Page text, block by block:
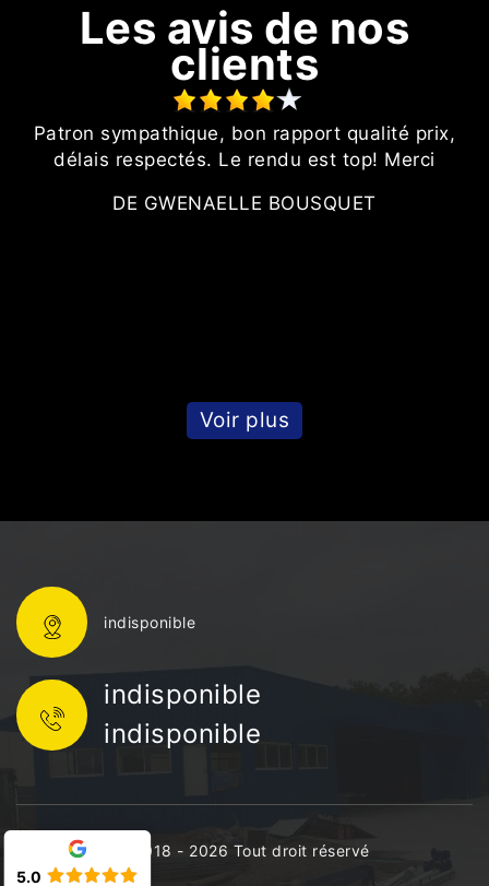
Les avis de nos
clients
Patron sympathique, bon rapport qualité prix,
délais respectés. Le rendu est top! Merci
DE GWENAELLE BOUSQUET
Voir plus
indisponible
indisponible
indisponible
©2018 - 2026 Tout droit réservé
5.0